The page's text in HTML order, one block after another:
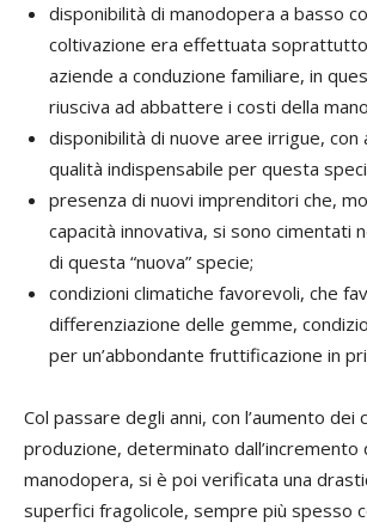
disponibilità di manodopera a basso
coltivazione era effettuata
aziende a conduzione familiare, in
riusciva ad abbattere i costi della
disponibilità di nuove aree irrigue, con
qualità indispensabile per questa
presenza di nuovi imprenditori che,
capacità innovativa, si sono cimentati
di questa “nuova” specie;
condizioni climatiche favorevoli, che
differenziazione delle gemme,
per un’abbondante fruttificazione in
Col passare degli anni, con l’aumento dei
produzione, determinato dall’incremento
manodopera, si è poi verificata una
superfici fragolicole, sempre più spesso